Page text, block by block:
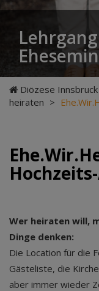
Diözese Innsbruck
heiraten >
Wer heiraten will,
Dinge denken:
Die Location für die
Gästeliste, die
aber immer wieder